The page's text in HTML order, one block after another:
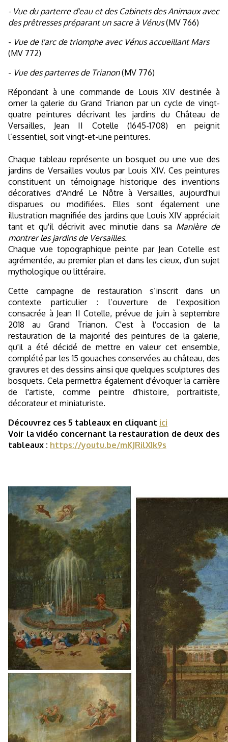
- Vue du parterre d'eau et des Cabinets des Animaux avec
des prêtresses préparant un sacre à Vénus(MV 766)
- Vue de l'arc de triomphe avec Vénus accueillant Mars
(MV 772)
- Vue des parterres de Trianon(MV 776)
Répondant à une commande de Louis XIV destinée à
orner la galerie du Grand Trianon par un cycle de vingt-
quatre peintures décrivant les jardins du Château de
Versailles, Jean II Cotelle (1645-1708) en peignit
l’essentiel, soit vingt-et-une peintures.
Chaque tableau représente un bosquet ou une vue des
jardins de Versailles voulus par Louis XIV. Ces peintures
constituent un témoignage historique des inventions
décoratives d'André Le Nôtre à Versailles, aujourd'hui
disparues ou modifiées. Elles sont également une
illustration magnifiée des jardins que Louis XIV appréciait
tant et qu'il décrivit avec minutie dans sa Manière de
montrer les jardins de Versailles.
Chaque vue topographique peinte par Jean Cotelle est
agrémentée, au premier plan et dans les cieux, d'un sujet
mythologique ou littéraire.
Cette campagne de restauration s’inscrit dans un
contexte particulier : l’ouverture de l’exposition
consacrée à Jean II Cotelle, prévue de juin à septembre
2018 au Grand Trianon. C'est à l'occasion de la
restauration de la majorité des peintures de la galerie,
qu'il a été décidé de mettre en valeur cet ensemble,
complété par les 15 gouaches conservées au château, des
gravures et des dessins ainsi que quelques sculptures des
bosquets. Cela permettra également d'évoquer la carrière
de l'artiste, comme peintre d'histoire, portraitiste,
décorateur et miniaturiste.
Découvrez ces 5 tableaux en cliquant ici
Voir la vidéo concernant la restauration de deux des
tableaux : https://youtu.be/mKJRilXIk9s